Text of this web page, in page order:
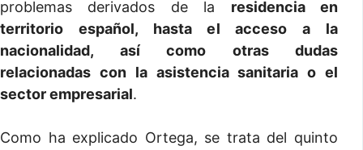
problemas derivados de la residencia en
territorio español, hasta el acceso a la
nacionalidad, así como otras dudas
relacionadas con la asistencia sanitaria o el
sector empresarial.
Como ha explicado Ortega, se trata del quinto